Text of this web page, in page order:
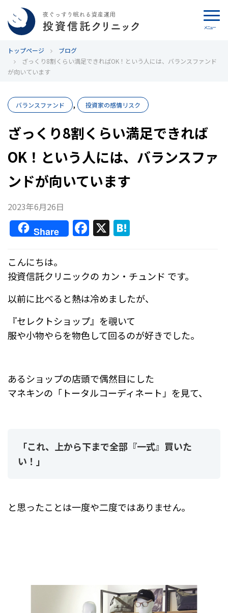
メニュー
カウンセリング
ブログ
代表カン・チュンド
投資信託クリニックとは
インデックス投資の特徴
よくあるご質問
お問い合わせ
トップページ
ブログ
ざっくり8割くらい満足できればOK！という人には、バランスファンド
が向いています
バランスファンド , 投資家の感情リスク
ざっくり8割くらい満足できれば
OK！という人には、バランスファ
ンドが向いています
2023年6月26日
Share F
a
e
b
o
o
k
X
n
a
こんにちは。
投資信託クリニックの カン・チュンド です。
以前に比べると熱は冷めましたが、
『セレクトショップ』を覗いて
服や小物やらを物色して回るのが好きでした。
あるショップの店頭で偶然目にした
マネキンの「トータルコーディネート」を見て、
「これ、上から下まで全部『一式』買いた
い！」
と思ったことは一度や二度ではありません。